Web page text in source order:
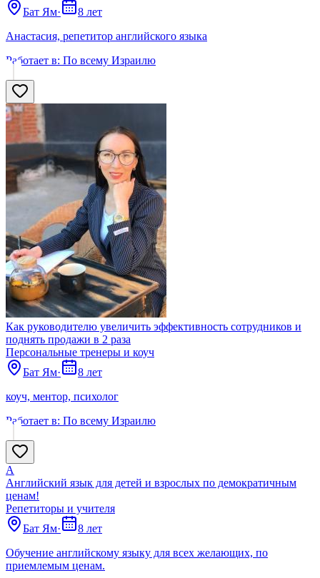
Бат Ям·
8 лет
Анастасия, репетитор английского языка
Работает в: По всему Израилю
Как руководителю увеличить эффективность сотрудников и
поднять продажи в 2 раза
Персональные тренеры и коуч
Бат Ям·
8 лет
коуч, ментор, психолог
Работает в: По всему Израилю
А
Английский язык для детей и взрослых по демократичным
ценам!
Репетиторы и учителя
Бат Ям·
8 лет
Обучение английскому языку для всех желающих, по
приемлемым ценам.